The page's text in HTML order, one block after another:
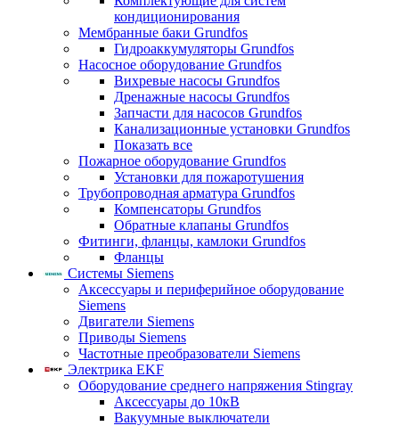
кондиционирования
Мембранные баки Grundfos
Гидроаккумуляторы Grundfos
Насосное оборудование Grundfos
Вихревые насосы Grundfos
Дренажные насосы Grundfos
Запчасти для насосов Grundfos
Канализационные установки Grundfos
Показать все
Пожарное оборудование Grundfos
Установки для пожаротушения
Трубопроводная арматура Grundfos
Компенсаторы Grundfos
Обратные клапаны Grundfos
Фитинги, фланцы, камлоки Grundfos
Фланцы
Системы Siemens
Аксессуары и периферийное оборудование
Siemens
Двигатели Siemens
Приводы Siemens
Частотные преобразователи Siemens
Электрика EKF
Оборудование среднего напряжения Stingray
Аксессуары до 10кВ
Вакуумные выключатели